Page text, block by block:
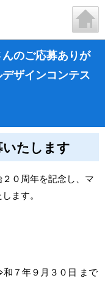
んのご応募ありが
ザインコンテス
たします
０周年を記念し、マ
ます。
７年９月３０日 まで